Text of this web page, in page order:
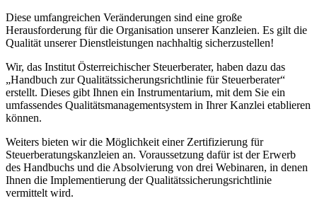
Diese umfangreichen Veränderungen sind eine große
Herausforderung für die Organisation unserer Kanzleien. Es gilt die
Qualität unserer Dienstleistungen nachhaltig sicherzustellen!
Wir, das Institut Österreichischer Steuerberater, haben dazu das
„Handbuch zur Qualitätssicherungsrichtlinie für Steuerberater“
erstellt. Dieses gibt Ihnen ein Instrumentarium, mit dem Sie ein
umfassendes Qualitätsmanagementsystem in Ihrer Kanzlei etablieren
können.
Weiters bieten wir die Möglichkeit einer Zertifizierung für
Steuerberatungskanzleien an. Voraussetzung dafür ist der Erwerb
des Handbuchs und die Absolvierung von drei Webinaren, in denen
Ihnen die Implementierung der Qualitätssicherungsrichtlinie
vermittelt wird.